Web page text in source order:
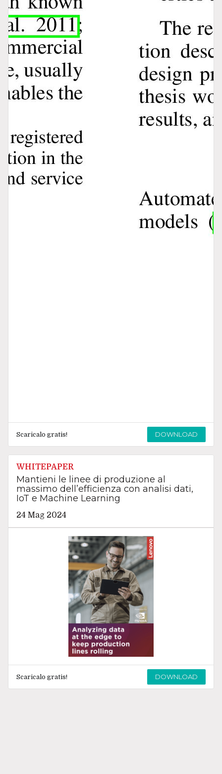
Scaricalo gratis! DOWNLOAD
WHITEPAPER
Mantieni le linee di produzione al
massimo dell’efficienza con analisi dati,
IoT e Machine Learning
24 Mag 2024
Scaricalo gratis! DOWNLOAD